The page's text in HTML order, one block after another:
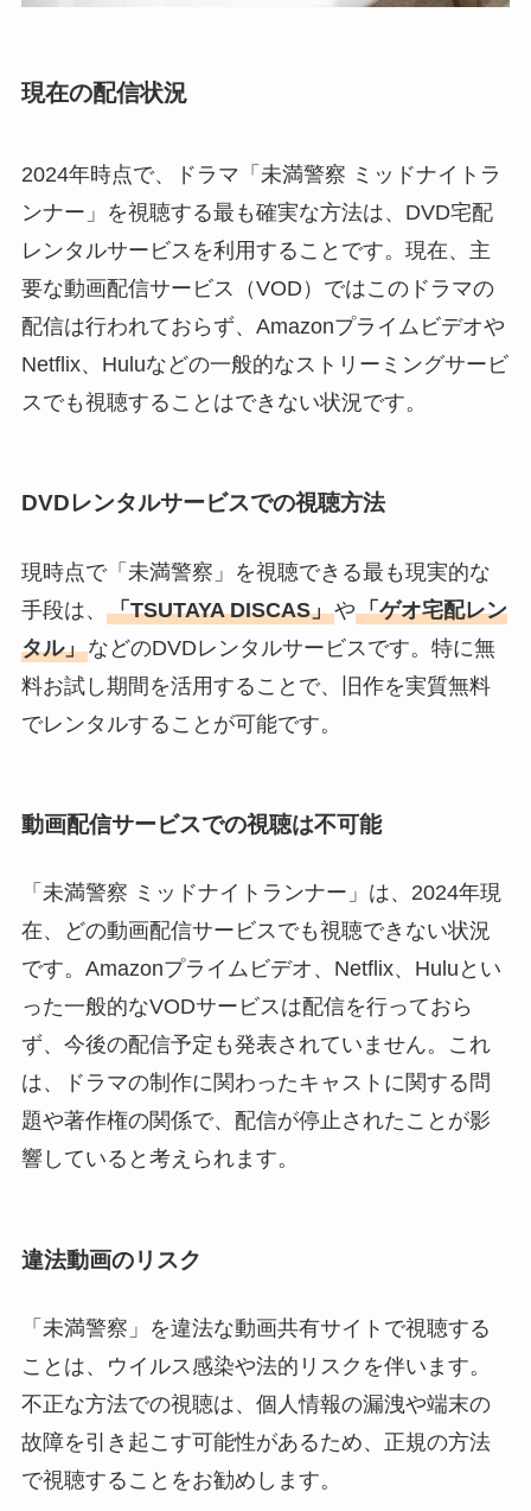
現在の配信状況
2024年時点で、ドラマ「未満警察 ミッドナイトラ
ンナー」を視聴する最も確実な方法は、DVD宅配
レンタルサービスを利用することです。現在、主
要な動画配信サービス（VOD）ではこのドラマの
配信は行われておらず、Amazonプライムビデオや
Netflix、Huluなどの一般的なストリーミングサービ
スでも視聴することはできない状況です。
DVDレンタルサービスでの視聴方法
現時点で「未満警察」を視聴できる最も現実的な
手段は、 「TSUTAYA DISCAS」や「ゲオ宅配レン
タル」などのDVDレンタルサービスです。特に無
料お試し期間を活用することで、旧作を実質無料
でレンタルすることが可能です。
動画配信サービスでの視聴は不可能
「未満警察 ミッドナイトランナー」は、2024年現
在、どの動画配信サービスでも視聴できない状況
です。Amazonプライムビデオ、Netflix、Huluとい
った一般的なVODサービスは配信を行っておら
ず、今後の配信予定も発表されていません。これ
は、ドラマの制作に関わったキャストに関する問
題や著作権の関係で、配信が停止されたことが影
響していると考えられます。
違法動画のリスク
「未満警察」を違法な動画共有サイトで視聴する
ことは、ウイルス感染や法的リスクを伴います。
不正な方法での視聴は、個人情報の漏洩や端末の
故障を引き起こす可能性があるため、正規の方法
で視聴することをお勧めします。